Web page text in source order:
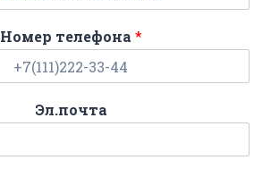
Номер телефона *
Эл.почта